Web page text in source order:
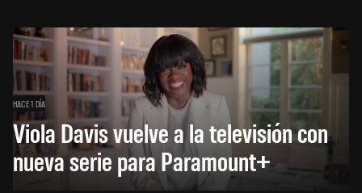
HACE 1 DÍA
Viola Davis vuelve a la televisión con
nueva serie para Paramount+